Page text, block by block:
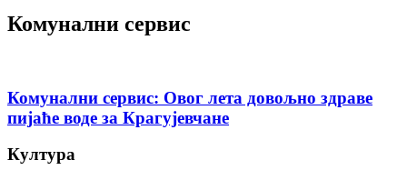
Комунални сервис
Комунални сервис: Овог лета довољно здраве
пијаће воде за Крагујевчане
Култура